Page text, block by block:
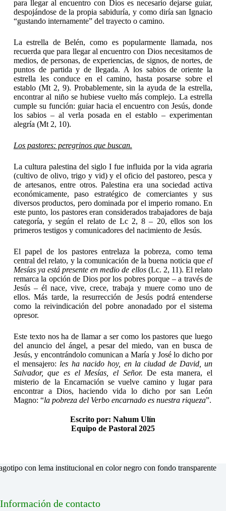
para llegar al encuentro con Dios es necesario dejarse guiar,
despojándose de la propia sabiduría, y como diría san Ignacio
“gustando internamente” del trayecto o camino.
La estrella de Belén, como es popularmente llamada, nos
recuerda que para llegar al encuentro con Dios necesitamos de
medios, de personas, de experiencias, de signos, de nortes, de
puntos de partida y de llegada. A los sabios de oriente la
estrella les conduce en el camino, hasta posarse sobre el
establo (Mt 2, 9). Probablemente, sin la ayuda de la estrella,
encontrar al niño se hubiese vuelto más complejo. La estrella
cumple su función: guiar hacia el encuentro con Jesús, donde
los sabios – al verla posada en el establo – experimentan
alegría (Mt 2, 10).
Los pastores: peregrinos que buscan.
La cultura palestina del siglo I fue influida por la vida agraria
(cultivo de olivo, trigo y vid) y el oficio del pastoreo, pesca y
de artesanos, entre otros. Palestina era una sociedad activa
económicamente, paso estratégico de comerciantes y sus
diversos productos, pero dominada por el imperio romano. En
este punto, los pastores eran considerados trabajadores de baja
categoría, y según el relato de Lc 2, 8 – 20, ellos son los
primeros testigos y comunicadores del nacimiento de Jesús.
El papel de los pastores entrelaza la pobreza, como tema
central del relato, y la comunicación de la buena noticia queel
Mesías ya está presente en medio de ellos(Lc. 2, 11). El relato
remarca la opción de Dios por los pobres porque – a través de
Jesús – él nace, vive, crece, trabaja y muere como uno de
ellos. Más tarde, la resurrección de Jesús podrá entenderse
como la reivindicación del pobre anonadado por el sistema
opresor.
Este texto nos ha de llamar a ser como los pastores que luego
del anuncio del ángel, a pesar del miedo, van en busca de
Jesús, y encontrándolo comunican a María y José lo dicho por
el mensajero: les ha nacido hoy, en la ciudad de David, un
Salvador, que es el Mesías, el Señor.De esta manera, el
misterio de la Encarnación se vuelve camino y lugar para
encontrar a Dios, haciendo vida lo dicho por san León
Magno: “la pobreza del Verbo encarnado es nuestra riqueza”.
Escrito por: Nahum Ulín
Equipo de Pastoral 2025
Información de contacto